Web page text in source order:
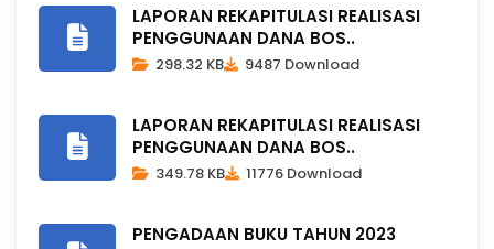
LAPORAN REKAPITULASI REALISASI
PENGGUNAAN DANA BOS..
298.32 KB 9487 Download
LAPORAN REKAPITULASI REALISASI
PENGGUNAAN DANA BOS..
349.78 KB 11776 Download
PENGADAAN BUKU TAHUN 2023